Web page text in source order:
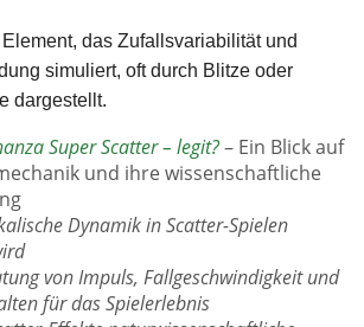
das Zufallsvariabilität und
simuliert, oft durch Blitze oder
dargestellt.
Super Scatter – legit?– Ein Blick auf
und ihre wissenschaftliche
Dynamik in Scatter-Spielen
von Impuls, Fallgeschwindigkeit und
für das Spielerlebnis